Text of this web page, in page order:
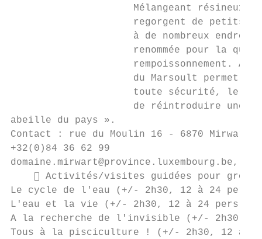
Mélangeant résineux
regorgent de petits
à de nombreux
renommée pour la
rempoissonnement. À
du Marsoult permet
toute sécurité, le
de réintroduire une
abeille du pays ».
Contact : rue du Moulin 16 - 6870 Mirwart
+32(0)84 36 62 99
domaine.mirwart@province.luxembourg.be,
 Activités/visites guidées pour
Le cycle de l'eau (+/- 2h30, 12 à 24
L'eau et la vie (+/- 2h30, 12 à 24 pers.,
A la recherche de l'invisible (+/- 2h30,
Tous à la pisciculture ! (+/- 2h30, 12 à